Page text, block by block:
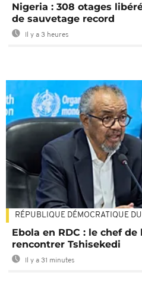
Nigeria : 308 otages
de sauvetage record
Il y a 3 heures
RÉPUBLIQUE DÉMOCRATIQUE
Ebola en RDC : le chef
rencontrer Tshisekedi
Il y a 31 minutes